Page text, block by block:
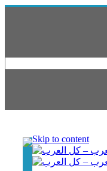
Skip to content